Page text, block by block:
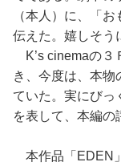
（本人）に、「
伝えた。嬉しそう
K’s cinemaの３
き、今度は、本物
ていた。実にびっ
を表して、本編の
本作品「EDEN